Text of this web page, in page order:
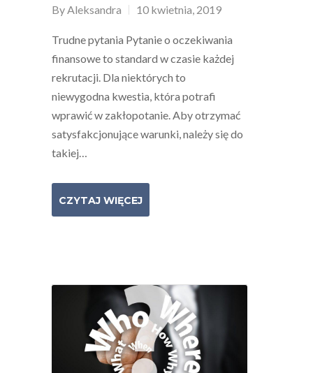
By Aleksandra 10 kwietnia, 2019
Trudne pytania Pytanie o oczekiwania
finansowe to standard w czasie każdej
rekrutacji. Dla niektórych to
niewygodna kwestia, która potrafi
wprawić w zakłopotanie. Aby otrzymać
satysfakcjonujące warunki, należy się do
takiej…
CZYTAJ WIĘCEJ